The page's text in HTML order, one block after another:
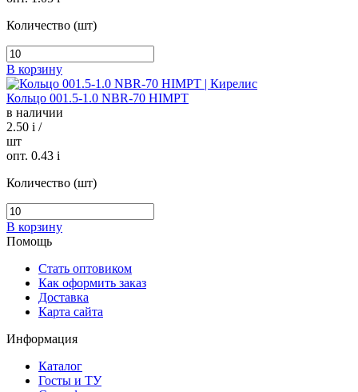
Количество (шт)
В корзину
Кольцо 001.5-1.0 NBR-70 HIMPT
в наличии
2.50 i /
шт
опт. 0.43 i
Количество (шт)
В корзину
Помощь
Стать оптовиком
Как оформить заказ
Доставка
Карта сайта
Информация
Каталог
Госты и ТУ